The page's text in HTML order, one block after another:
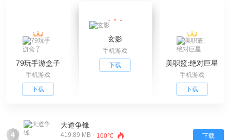
79玩手游盒子
手机游戏
下载
玄影
手机游戏
下载
美职篮:绝对巨星
手机游戏
下载
4
大道争锋
419.89 MB · 100℃
下载